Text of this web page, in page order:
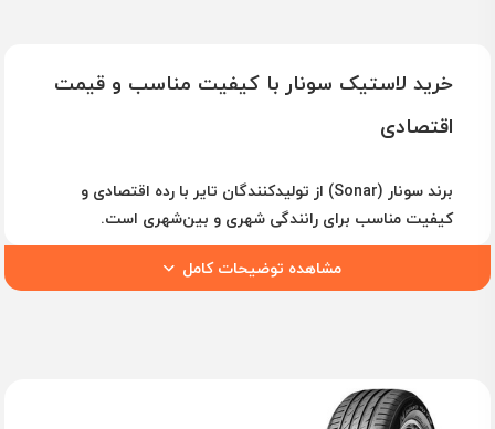
خرید لاستیک سونار با کیفیت مناسب و قیمت
اقتصادی
برند سونار (Sonar) از تولیدکنندگان تایر با رده اقتصادی و
کیفیت مناسب برای رانندگی شهری و بین‌شهری است.
لاستیک‌های سونار با استفاده از تکنولوژی‌های استاندارد جهانی
تولید شده و عملکرد خوبی در شرایط مختلف جاده‌ای دارند.
رانندگانی تبدیل کرده که به‌دنبال صرفه‌جویی در هزینه بدون
افت شدید کیفیت هستند.
مشاهده توضیحات کامل